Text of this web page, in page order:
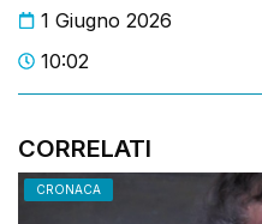
1 Giugno 2026
10:02
CORRELATI
CRONACA